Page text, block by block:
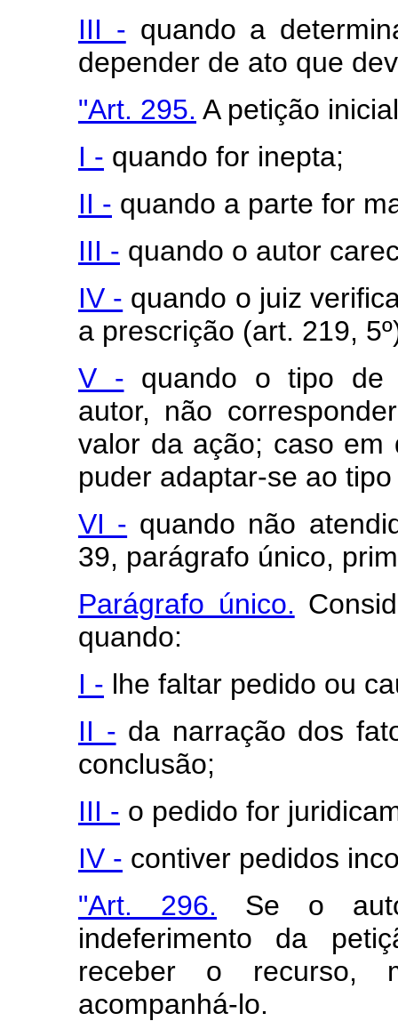
III - quando a
depender de ato que
"Art. 295. A petição
I - quando for inepta;
II - quando a parte for
III - quando o autor
IV - quando o juiz
a prescrição (art. 219,
V - quando o tipo de
autor, não
valor da ação; caso
puder adaptar-se ao
VI - quando não
39, parágrafo único,
Parágrafo único.
quando:
I - lhe faltar pedido ou
II - da narração dos
conclusão;
III - o pedido for
IV - contiver pedidos
"Art. 296. Se o
indeferimento da
receber o recurso,
acompanhá-lo.